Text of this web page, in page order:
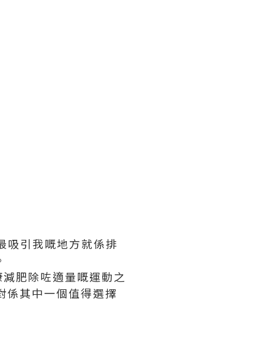
吸引我嘅地方就係排
肥除咗適量嘅運動之
係其中一個值得選擇